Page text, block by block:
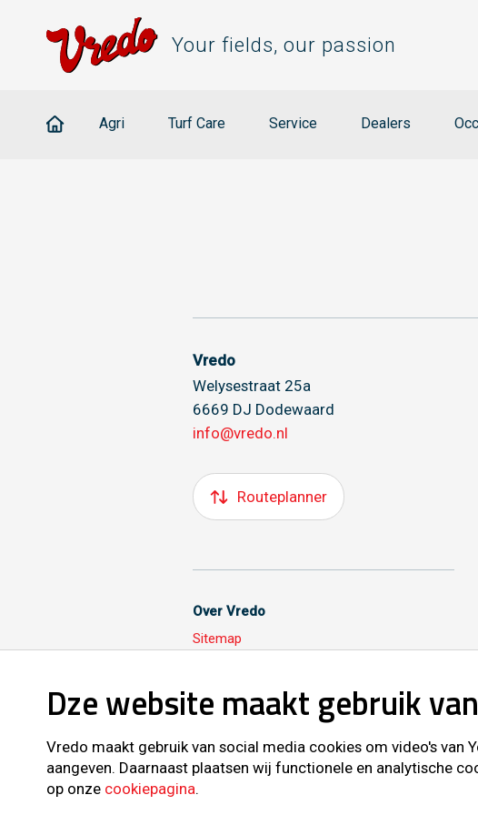
Your fields, our passion
Agri Turf Care Service Dealers
Vredo
Welysestraat 25a
6669 DJ Dodewaard
info@vredo.nl
Routeplanner
Over Vredo
Sitemap
Volg ons ook op
Dze website maakt gebruik
Vredo maakt gebruik van social media cookies om video's van
aangeven. Daarnaast plaatsen wij functionele en analytische
op onze cookiepagina.